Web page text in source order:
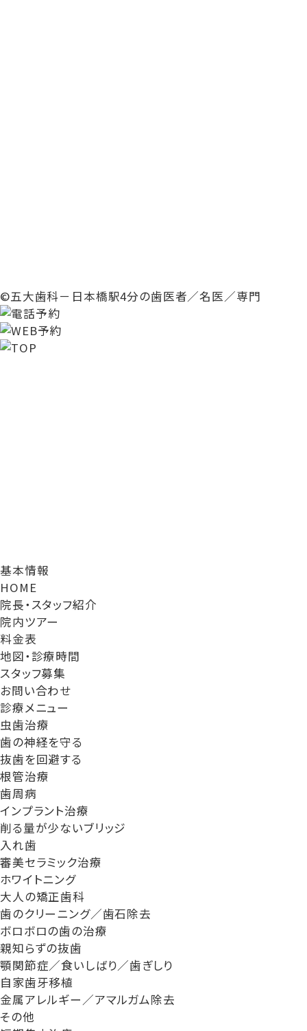
©五大歯科－日本橋駅4分の歯医者／名医／専門
基本情報
HOME
院長・スタッフ紹介
院内ツアー
料金表
地図・診療時間
スタッフ募集
お問い合わせ
診療メニュー
虫歯治療
歯の神経を守る
抜歯を回避する
根管治療
歯周病
インプラント治療
削る量が少ないブリッジ
入れ歯
審美セラミック治療
ホワイトニング
大人の矯正歯科
歯のクリーニング／歯石除去
ボロボロの歯の治療
親知らずの抜歯
顎関節症／食いしばり／歯ぎしり
自家歯牙移植
金属アレルギー／アマルガム除去
その他